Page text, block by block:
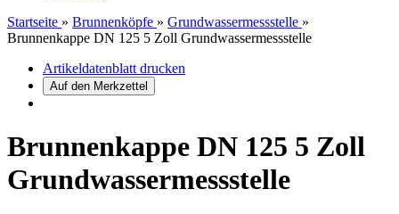
Startseite » Brunnenköpfe » Grundwassermessstelle »
Brunnenkappe DN 125 5 Zoll Grundwassermessstelle
Artikeldatenblatt drucken
Brunnenkappe DN 125 5 Zoll
Grundwassermessstelle